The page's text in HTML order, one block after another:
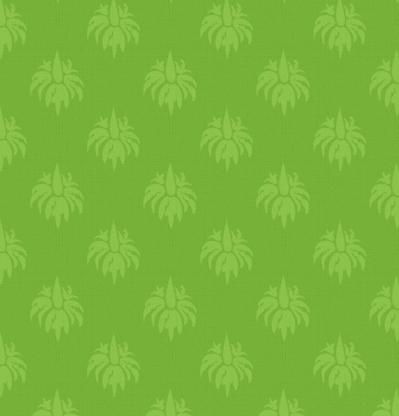
mogyoróról dióról leöntjük a
vizet és az aprítóba
őket. Hozzáadjuk a
kókusztejet, a citomlevet,
mézet, kevés sót(chilit, nem
gyerekes verziónál). 1 perc
alatt összeturmixoljuk , hogy
egy apró mogyoródarabos